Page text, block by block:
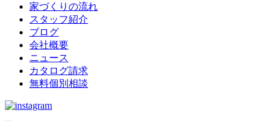
家づくりの流れ
スタッフ紹介
ブログ
会社概要
ニュース
カタログ請求
無料個別相談